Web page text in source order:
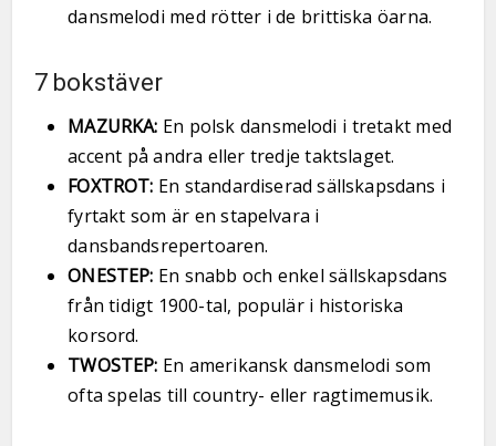
dansmelodi med rötter i de brittiska öarna.
7 bokstäver
MAZURKA: En polsk dansmelodi i tretakt med
accent på andra eller tredje taktslaget.
FOXTROT: En standardiserad sällskapsdans i
fyrtakt som är en stapelvara i
dansbandsrepertoaren.
ONESTEP: En snabb och enkel sällskapsdans
från tidigt 1900-tal, populär i historiska
korsord.
TWOSTEP: En amerikansk dansmelodi som
ofta spelas till country- eller ragtimemusik.